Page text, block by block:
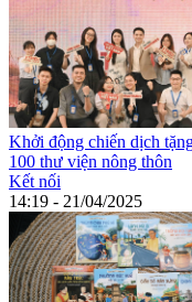
Khởi động chiến dịch
100 thư viện nông thôn
Kết nối
14:19 - 21/04/2025